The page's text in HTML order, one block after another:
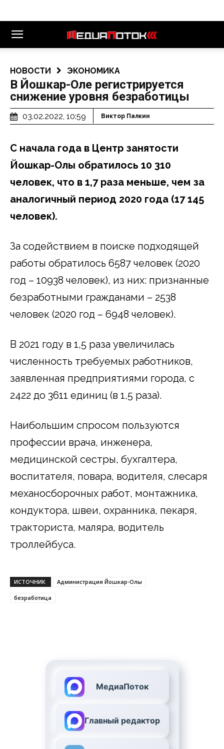
НОВОСТИ ЭКОНОМИКА
В Йошкар-Оле регистрируется
снижение уровня безработицы
03.02.2022, 10:59 Виктор Палкин
С начала года в Центр занятости
Йошкар-Олы обратилось 10 310
человек, что в 1,7 раза меньше, чем за
аналогичный период 2020 года (17 145
человек).
За содействием в поиске подходящей
работы обратилось 6587 человек (2020
год – 10938 человек), из них: признанные
безработными гражданами – 2538
человек (2020 год – 6948 человек).
В 2021 году в 1,5 раза увеличилась
численность требуемых работников,
заявленная предприятиями города, с
2422 до 3611 единиц (в 1,5 раза).
Наибольшим спросом пользуются
профессии врача, инженера,
медицинской сестры, бухгалтера,
воспитателя, повара, водителя, слесаря
механосборочных работ, монтажника,
кондуктора, швеи, охранника, пекаря,
тракториста, маляра, водитель
троллейбуса.
ИСТОЧНИК Администрация Йошкар-Олы
безработица
МедиаПоток
Главный редактор